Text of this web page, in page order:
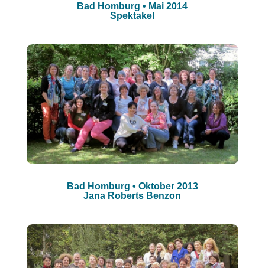
Bad Homburg • Mai 2014
Spektakel
Bad Homburg • Oktober 2013
Jana Roberts Benzon